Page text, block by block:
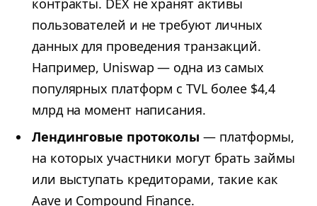
контракты. DEX не хранят активы
пользователей и не требуют личных
данных для проведения транзакций.
Например, Uniswap — одна из самых
популярных платформ с TVL более $4,4
млрд на момент написания.
Лендинговые протоколы — платформы,
на которых участники могут брать займы
или выступать кредиторами, такие как
Aave и Compound Finance.